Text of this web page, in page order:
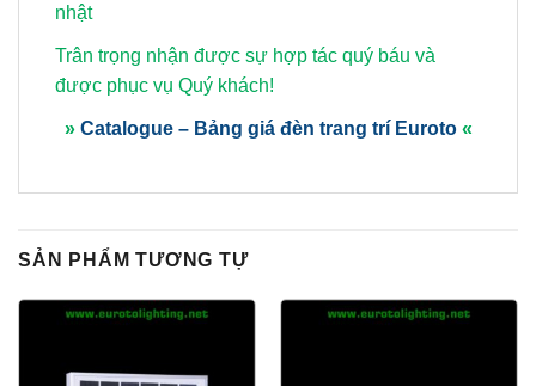
nhật
Trân trọng nhận được sự hợp tác quý báu và
được phục vụ Quý khách!
» Catalogue – Bảng giá đèn trang trí Euroto «
SẢN PHẨM TƯƠNG TỰ